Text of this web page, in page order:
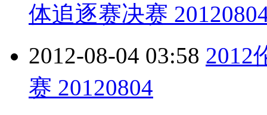
体追逐赛决赛
2012-08-04 03:58 2012
赛 20120804